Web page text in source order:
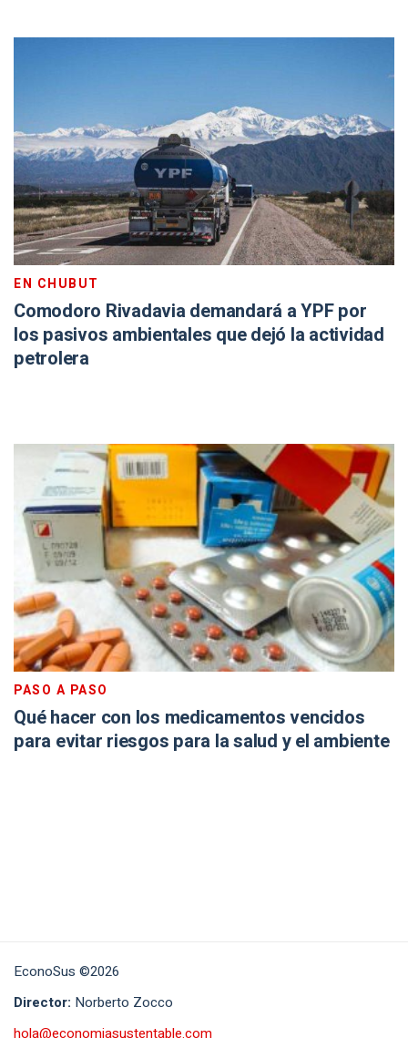
EN CHUBUT
Comodoro Rivadavia demandará a YPF por
los pasivos ambientales que dejó la actividad
petrolera
PASO A PASO
Qué hacer con los medicamentos vencidos
para evitar riesgos para la salud y el ambiente
EconoSus ©2026
Director: Norberto Zocco
hola@economiasustentable.com